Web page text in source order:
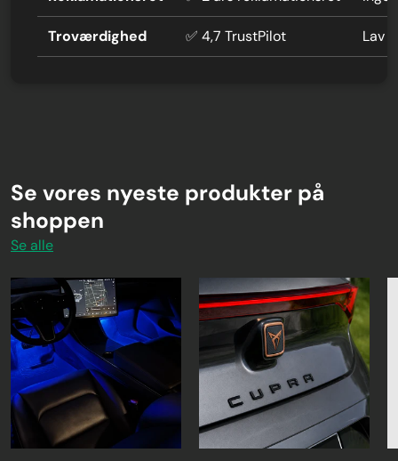
Troværdighed ✅ 4,7 TrustPilot Lav
Se vores nyeste produkter på
shoppen
Se alle